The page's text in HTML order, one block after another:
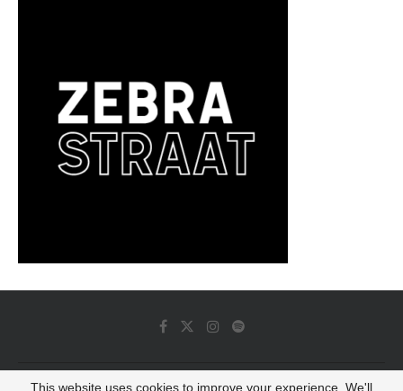
This website uses cookies to improve your experience. We'll